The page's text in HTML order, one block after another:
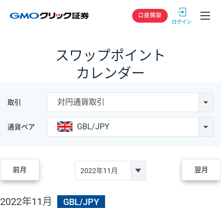
GMOクリック
口座開設
スワップポイント
カレンダー
取引 対円通貨取引
通貨ペア GBL/JPY
前月 翌月
2022年11月 GBL/JPY